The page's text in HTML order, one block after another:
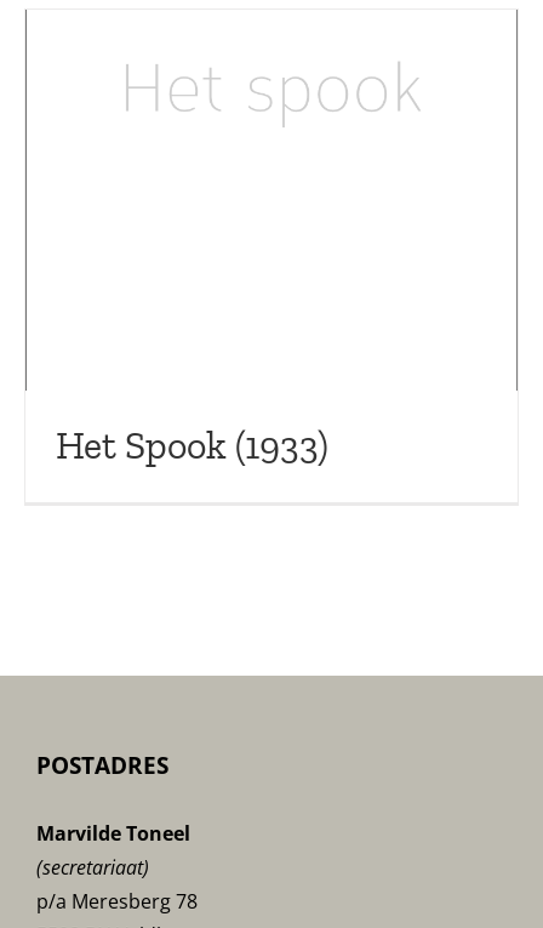
Het Spook (1933)
POSTADRES
Marvilde Toneel
(secretariaat)
p/a Meresberg 78